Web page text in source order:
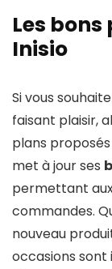
Les
Inisio
Si vous
faisant plaisir,
plans
met à jour ses
permettant
commandes.
nouveau
occasions sont